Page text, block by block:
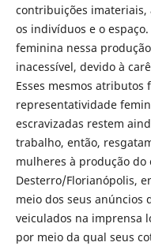
contribuições
os indivíduos e o
feminina nessa
inacessível, devido à
Esses mesmos
representatividade
escravizadas restem
trabalho, então,
mulheres à produção do
Desterro/Florianópolis,
meio dos seus anúncios
veiculados na imprensa
por meio da qual seus